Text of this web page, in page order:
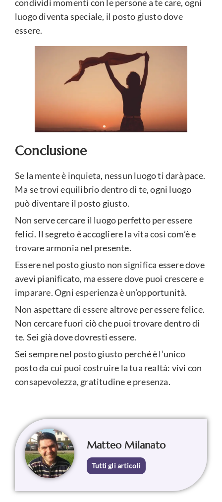
condividi momenti con le persone a te care, ogni
luogo diventa speciale, il posto giusto dove
essere.
Conclusione
Se la mente è inquieta, nessun luogo ti darà pace.
Ma se trovi equilibrio dentro di te, ogni luogo
può diventare il posto giusto.
Non serve cercare il luogo perfetto per essere
felici. Il segreto è accogliere la vita così com’è e
trovare armonia nel presente.
Essere nel posto giusto non significa essere dove
avevi pianificato, ma essere dove puoi crescere e
imparare. Ogni esperienza è un’opportunità.
Non aspettare di essere altrove per essere felice.
Non cercare fuori ciò che puoi trovare dentro di
te. Sei già dove dovresti essere.
Sei sempre nel posto giusto perché è l’unico
posto da cui puoi costruire la tua realtà: vivi con
consapevolezza, gratitudine e presenza.
Matteo Milanato
Tutti gli articoli